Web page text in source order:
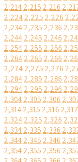
2,2142,215 2,216
2,2242,225 2,226
2,2342,235 2,236
2,2442,245 2,246
2,2542,255 2,256
2,2642,265 2,266
2,2742,275 2,276
2,2842,285 2,286
2,2942,295 2,296
2,3042,305 2,306
2,3142,315 2,316 2,317
2,3242,325 2,326
2,3342,335 2,336
2,3442,345 2,346
2,3542,355 2,356